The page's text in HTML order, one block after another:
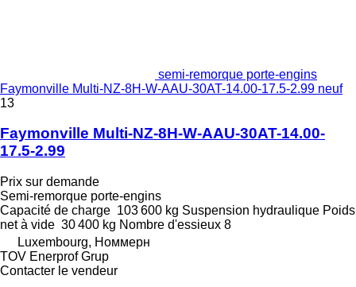
semi-remorque porte-engins
Faymonville Multi-NZ-8H-W-AAU-30AT-14.00-17.5-2.99 neuf
13
Faymonville Multi-NZ-8H-W-AAU-30AT-14.00-
17.5-2.99
Prix sur demande
Semi-remorque porte-engins
Capacité de charge 103 600 kg Suspension hydraulique Poids
net à vide 30 400 kg Nombre d'essieux 8
Luxembourg, Номмерн
TOV Enerprof Grup
Contacter le vendeur